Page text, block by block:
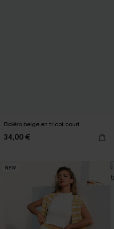
Boléro beige en tricot court
34,00 €
NEW